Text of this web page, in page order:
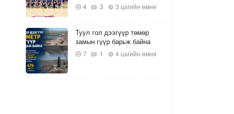
4 3 3 цагийн өмнө
Туул гол дээгүүр төмөр
замын гүүр барьж байна
7 1 4 цагийн өмнө